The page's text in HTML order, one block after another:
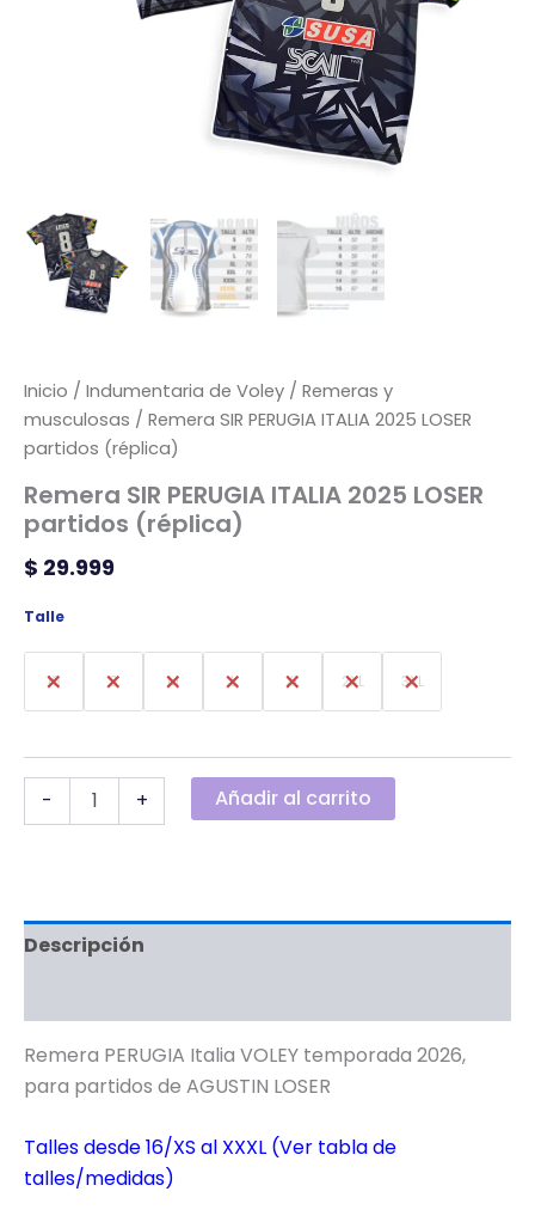
Inicio / Indumentaria de Voley / Remeras y
musculosas / Remera SIR PERUGIA ITALIA 2025 LOSER
partidos (réplica)
Remera SIR PERUGIA ITALIA 2025 LOSER
partidos (réplica)
$ 29.999
Talle
16 S M L XL 2XL 3XL
- + Añadir al carrito
Descripción
Remera PERUGIA Italia VOLEY temporada 2026,
para partidos de AGUSTIN LOSER
Talles desde 16/XS al XXXL (Ver tabla de
talles/medidas)